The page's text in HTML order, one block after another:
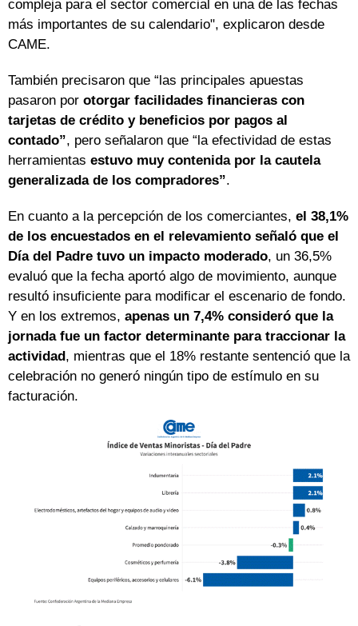
compleja para el sector comercial en una de las fechas
más importantes de su calendario", explicaron desde
CAME.
También precisaron que “las principales apuestas
pasaron por otorgar facilidades financieras con
tarjetas de crédito y beneficios por pagos al
contado”, pero señalaron que “la efectividad de estas
herramientas estuvo muy contenida por la cautela
generalizada de los compradores”.
En cuanto a la percepción de los comerciantes, el 38,1%
de los encuestados en el relevamiento señaló que el
Día del Padre tuvo un impacto moderado, un 36,5%
evaluó que la fecha aportó algo de movimiento, aunque
resultó insuficiente para modificar el escenario de fondo.
Y en los extremos, apenas un 7,4% consideró que la
jornada fue un factor determinante para traccionar la
actividad, mientras que el 18% restante sentenció que la
celebración no generó ningún tipo de estímulo en su
facturación.